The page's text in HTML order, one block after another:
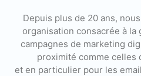
Depuis plus de 20 ans,
organisation consacrée à
campagnes de marketing
proximité comme celles
et en particulier pour les